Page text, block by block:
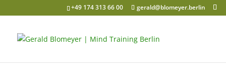
+49 174 313 66 00 gerald@blomeyer.berlin